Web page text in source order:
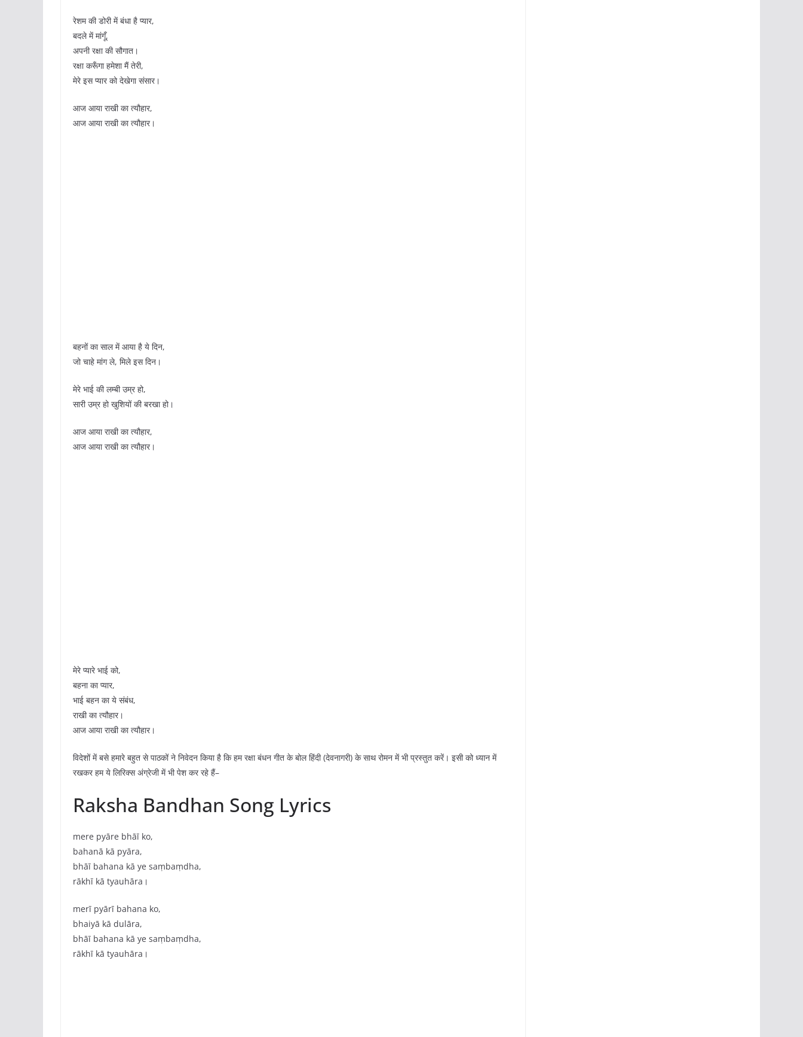
रेशम की डोरी में बंधा है प्यार,
बदले में मांगूँ,
अपनी रक्षा की सौगात।
रक्षा करूँगा हमेशा मैं तेरी,
मेरे इस प्यार को देखेगा संसार।
आज आया राखी का त्यौहार,
आज आया राखी का त्यौहार।
बहनों का साल में आया है ये दिन,
जो चाहे मांग ले, मिले इस दिन।
मेरे भाई की लम्बी उम्र हो,
सारी उम्र हो खुशियों की बरखा हो।
आज आया राखी का त्यौहार,
आज आया राखी का त्यौहार।
मेरे प्यारे भाई को,
बहना का प्यार,
भाई बहन का ये संबंध,
राखी का त्यौहार।
आज आया राखी का त्यौहार।
विदेशों में बसे हमारे बहुत से पाठकों ने निवेदन किया है कि हम रक्षा बंधन गीत के बोल हिंदी (देवनागरी) के साथ रोमन में भी प्रस्तुत करें। इसी को ध्यान में
रखकर हम ये लिरिक्स अंग्रेजी में भी पेश कर रहे हैं–
Raksha Bandhan Song Lyrics
mere pyāre bhāī ko,
bahanā kā pyāra,
bhāī bahana kā ye saṃbaṃdha,
rākhī kā tyauhāra।
merī pyārī bahana ko,
bhaiyā kā dulāra,
bhāī bahana kā ye saṃbaṃdha,
rākhī kā tyauhāra।